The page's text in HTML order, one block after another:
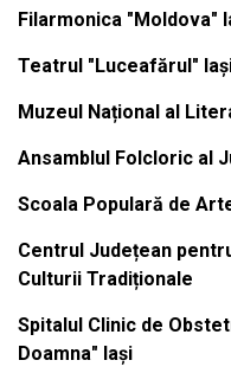
Filarmonica "Moldova"
Teatrul "Luceafărul"
Muzeul Național al
Ansamblul Folcloric al
Scoala Populară de
Centrul Județean
Culturii Tradiționale
Spitalul Clinic de
Doamna" Iași